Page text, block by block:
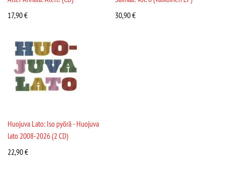
17,90€
30,90€
Huojuva Lato: Iso pyörä - Huojuva
lato 2008-2026 (2 CD)
22,90€